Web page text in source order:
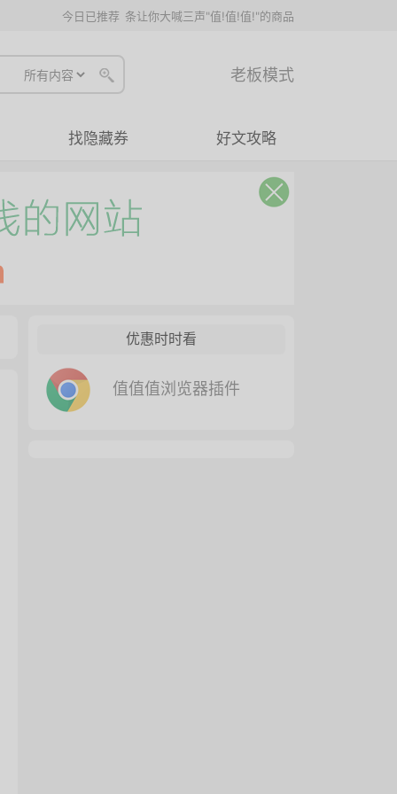
今日已推荐 条让你大喊三声"值!值!值!"的商品
老板模式
找隐藏券 好文攻略
优惠时时看
值值值浏览器插件